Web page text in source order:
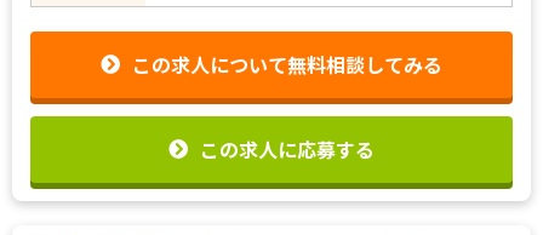
この求人について無料相談してみる
この求人に応募する